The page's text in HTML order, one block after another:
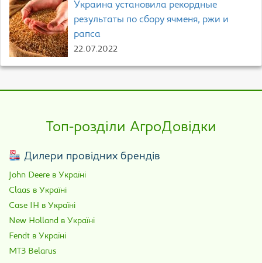
Украина установила рекордные
результаты по сбору ячменя, ржи и
рапса
22.07.2022
Топ-розділи АгроДовідки
Дилери провідних брендів
John Deere в Україні
Claas в Україні
Case IH в Україні
New Holland в Україні
Fendt в Україні
МТЗ Belarus